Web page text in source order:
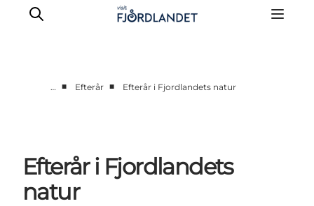
Guides & inspiration
Overnatning
Oplevelser
… ■ Efterår ■ Efterår i Fjordlandets natur
Efterår i Fjordlandets
natur